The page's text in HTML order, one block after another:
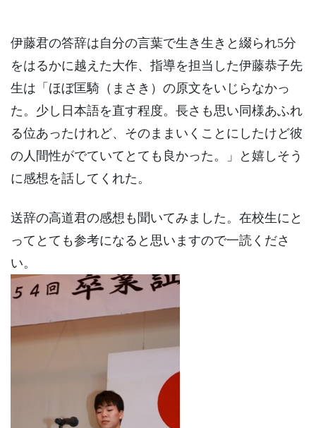
伊藤君の答辞は自分の言葉で生き生きと綴られ5分
をはるかに越えた大作、指導を担当した伊藤恭子先
生は「ほぼ匡騎（まさき）の原文をいじらなかっ
た。少し日本語を直す程度。長さも思い同様あふれ
る位あったけれど、そのままいくことにしたけど彼
の人間性がでていてとても良かった。」と嬉しそう
に感想を話してくれた。
送辞の高道君の感想も聞いてみました。在校生にと
ってとても参考になると思いますので一読くださ
い。